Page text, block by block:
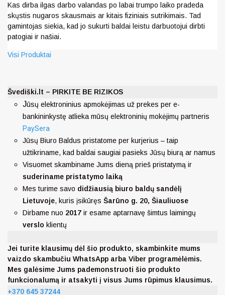
Kas dirba ilgas darbo valandas po labai trumpo laiko pradeda
skųstis nugaros skausmais ar kitais fiziniais sutrikimais. Tad
gamintojas siekia, kad jo sukurti baldai leistu darbuotojui dirbti
patogiai ir našiai.
Visi Produktai
Švediški.lt – PIRKITE BE RIZIKOS
Jūsų elektroninius apmokėjimas už prekes per e-
bankininkystę atlieka mūsų elektroninių mokėjimų partneris
PaySera
Jūsų Biuro Baldus pristatome per kurjerius – taip
užtikriname, kad baldai saugiai pasieks Jūsų biurą ar namus
Visuomet skambiname Jums dieną prieš pristatymą ir
suderiname pristatymo laiką
Mes turime savo didžiausią biuro baldų sandėlį
Lietuvoje, kuris įsikūręs Šarūno g. 20, Šiauliuose
Dirbame nuo 2017 ir esame aptarnavę šimtus laimingų
verslo klientų
Jei turite klausimų dėl šio produkto, skambinkite mums
vaizdo skambučiu WhatsApp arba Viber programėlėmis.
Mes galėsime Jums pademonstruoti šio produkto
funkcionalumą ir atsakyti į visus Jums rūpimus klausimus.
+370 645 37244